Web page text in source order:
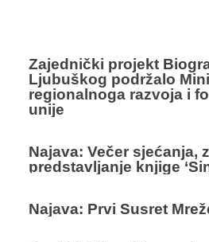
Zajednički projekt
Ljubuškog podržalo
regionalnoga razvoja i
unije
Najava: Večer sjećanja,
predstavljanje knjige
Najava: Prvi Susret